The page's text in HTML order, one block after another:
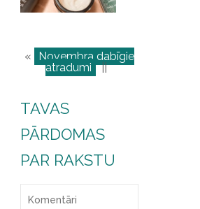
«
Novembra dabīgie
atradumi ||
TAVAS
PĀRDOMAS
PAR RAKSTU